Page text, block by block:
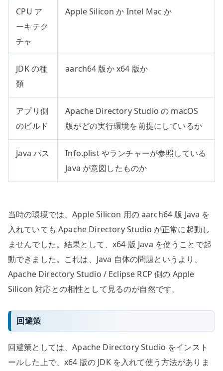
CPU ア
ーキテク
チャ
Apple Silicon か Intel Mac か
JDK の種
類
aarch64 版か x64 版か
アプリ側
のビルド
Apache Directory Studio の macOS
版がどの実行環境を前提にしているか
Java パス
Info.plist やランチャーが参照している
Java が意図したものか
当時の環境では、Apple Silicon 用の aarch64 版 Java を
入れていても Apache Directory Studio が正常に起動し
ませんでした。結果として、x64 版 Java を使うことで起
動できました。これは、Java 自体の問題というより、
Apache Directory Studio / Eclipse RCP 側の Apple
Silicon 対応との相性として見るのが自然です。
回避策
回避策としては、Apache Directory Studio をインスト
ールした上で、x64 版の JDK を入れて使う方法がありま